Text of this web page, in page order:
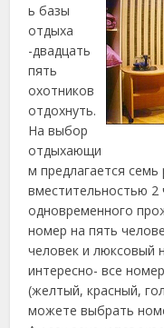
ь базы
отдыха
-двадцать
пять
охотников
отдохнуть.
На выбор
отдыхающи
м предлагается
вместительностью 2
одновременного
номер на пять
человек и люксовый
интересно- все
(желтый, красный,
можете выбрать